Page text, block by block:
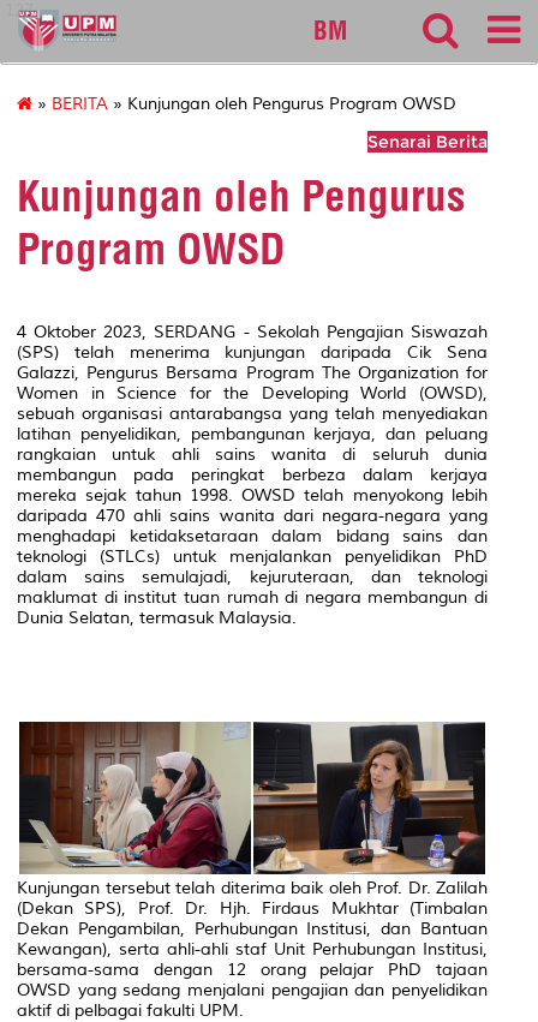
127
BM
» BERITA » Kunjungan oleh Pengurus Program OWSD
Senarai Berita
Kunjungan oleh Pengurus
Program OWSD
4 Oktober 2023, SERDANG - Sekolah Pengajian Siswazah
(SPS) telah menerima kunjungan daripada Cik Sena
Galazzi, Pengurus Bersama Program The Organization for
Women in Science for the Developing World (OWSD),
sebuah organisasi antarabangsa yang telah menyediakan
latihan penyelidikan, pembangunan kerjaya, dan peluang
rangkaian untuk ahli sains wanita di seluruh dunia
membangun pada peringkat berbeza dalam kerjaya
mereka sejak tahun 1998. OWSD telah menyokong lebih
daripada 470 ahli sains wanita dari negara-negara yang
menghadapi ketidaksetaraan dalam bidang sains dan
teknologi (STLCs) untuk menjalankan penyelidikan PhD
dalam sains semulajadi, kejuruteraan, dan teknologi
maklumat di institut tuan rumah di negara membangun di
Dunia Selatan, termasuk Malaysia.
Kunjungan tersebut telah diterima baik oleh Prof. Dr. Zalilah
(Dekan SPS), Prof. Dr. Hjh. Firdaus Mukhtar (Timbalan
Dekan Pengambilan, Perhubungan Institusi, dan Bantuan
Kewangan), serta ahli-ahli staf Unit Perhubungan Institusi,
bersama-sama dengan 12 orang pelajar PhD tajaan
OWSD yang sedang menjalani pengajian dan penyelidikan
aktif di pelbagai fakulti UPM.